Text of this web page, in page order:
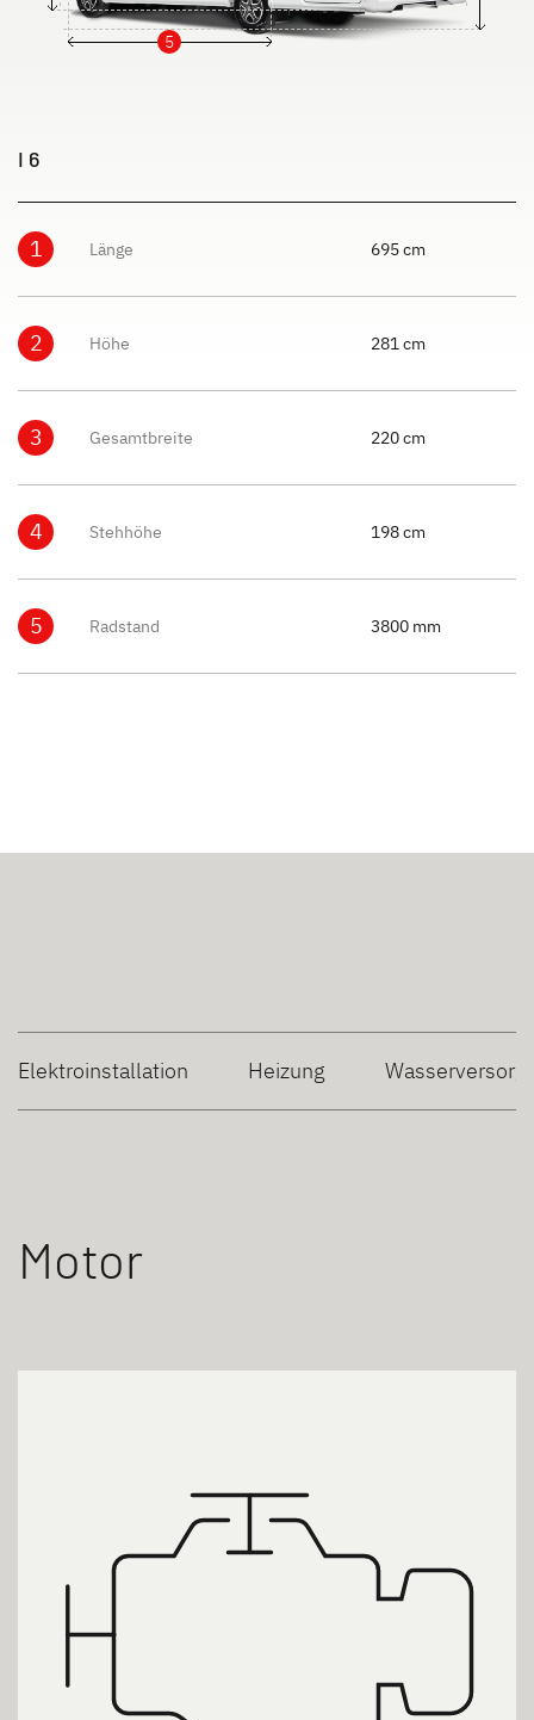
5
I 6
1 Länge 695 cm
2 Höhe 281 cm
3 Gesamtbreite 220 cm
4 Stehhöhe 198 cm
5 Radstand 3800 mm
Elektroinstallation Heizung
Motor